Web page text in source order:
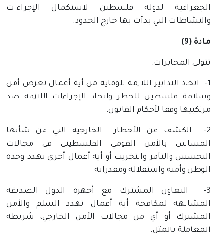
الجغرافية لدولة فلسطين لاستكمال الإجراءات
والنشاطات التي بدأت بها خارج الحدود.
مادة (9)
تتولي المخابرات:
1- اتخاذ التدابير اللازمة للوقاية من أية أعمال تعرض أمن
وسلامة فلسطين للخطر واتخاذ الإجراءات اللازمة ضد
مرتكبيها وفقا لأحكام القانون.
2- الكشف عن الأخطار الخارجية التي من شأنها
المساس بالأمن القومي الفلسطيني في مجالات
التجسس والتآمر والتخريب أو أية أعمال أخرى تهدد وحدة
الوطن وأمنه واستقلاله ومقدراته.
3- التعاون المشترك مع أجهزة الدول الصديقة
المشابهة لمكافحة أية أعمال تهدد السلم والأمن
المشترك أو أي من مجالات الأمن الخارجي، شريطة
المعاملة بالمثل.